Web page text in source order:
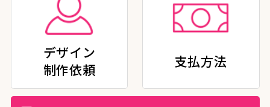
デザイン
制作依頼
支払方法